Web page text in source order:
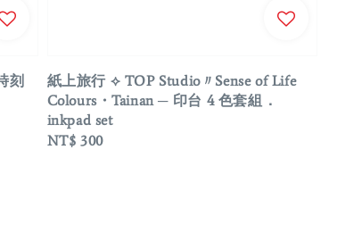
刻
紙上旅行 ⟡ TOP Studio〃Sense of Life
Colours・Tainan ─ 印台 4 色套組．
inkpad set
Regular
NT$ 300